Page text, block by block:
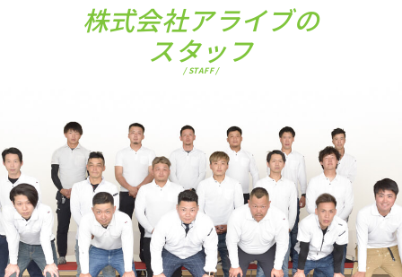
株式会社アライブの
スタッフ
/ STAFF /